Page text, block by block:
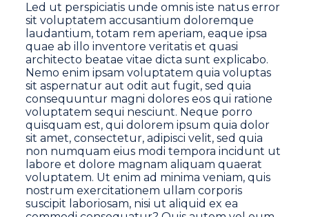
Led ut perspiciatis unde omnis iste natus error
sit voluptatem accusantium doloremque
laudantium, totam rem aperiam, eaque ipsa
quae ab illo inventore veritatis et quasi
architecto beatae vitae dicta sunt explicabo.
Nemo enim ipsam voluptatem quia voluptas
sit aspernatur aut odit aut fugit, sed quia
consequuntur magni dolores eos qui ratione
voluptatem sequi nesciunt. Neque porro
quisquam est, qui dolorem ipsum quia dolor
sit amet, consectetur, adipisci velit, sed quia
non numquam eius modi tempora incidunt ut
labore et dolore magnam aliquam quaerat
voluptatem. Ut enim ad minima veniam, quis
nostrum exercitationem ullam corporis
suscipit laboriosam, nisi ut aliquid ex ea